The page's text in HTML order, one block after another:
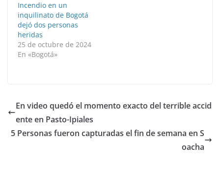
Incendio en un
inquilinato de Bogotá
dejó dos personas
heridas
25 de octubre de 2024
En «Bogotá»
En video quedó el momento exacto del terrible accid
ente en Pasto-Ipiales
5 Personas fueron capturadas el fin de semana en S
oacha